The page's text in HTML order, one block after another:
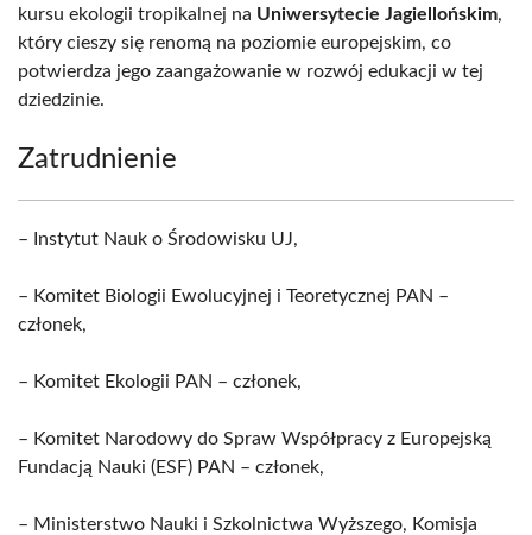
kursu ekologii tropikalnej na Uniwersytecie Jagiellońskim,
który cieszy się renomą na poziomie europejskim, co
potwierdza jego zaangażowanie w rozwój edukacji w tej
dziedzinie.
Zatrudnienie
– Instytut Nauk o Środowisku UJ,
– Komitet Biologii Ewolucyjnej i Teoretycznej PAN –
członek,
– Komitet Ekologii PAN – członek,
– Komitet Narodowy do Spraw Współpracy z Europejską
Fundacją Nauki (ESF) PAN – członek,
– Ministerstwo Nauki i Szkolnictwa Wyższego, Komisja